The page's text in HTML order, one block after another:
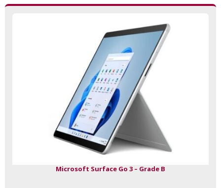
Microsoft Surface Go 3 – Grade B